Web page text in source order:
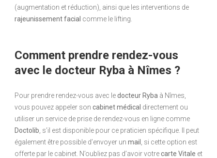
(augmentation et réduction), ainsi que les interventions de
rajeunissement facial comme le lifting.
Comment prendre rendez-vous
avec le docteur Ryba à Nîmes ?
Pour prendre rendez-vous avec ledocteur Ryba à Nîmes,
vous pouvez appeler son cabinet médical directement ou
utiliser un service de prise de rendez-vous en ligne comme
Doctolib , s’il est disponible pour ce praticien spécifique. Il peut
également être possible d’envoyer un mail
, si cette option est
offerte par le cabinet. N’oubliez pas d’avoir votrecarte Vitale et